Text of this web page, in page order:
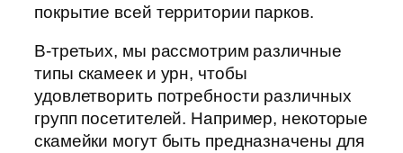
покрытие всей территории парков.
В-третьих, мы рассмотрим различные
типы скамеек и урн, чтобы
удовлетворить потребности различных
групп посетителей. Например, некоторые
скамейки могут быть предназначены для